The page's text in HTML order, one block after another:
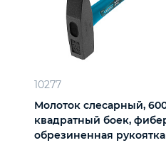
10277
Молоток слесарный,
квадратный боек,
обрезиненная рукоятка